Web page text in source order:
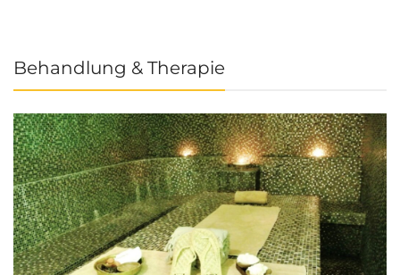
Behandlung & Therapie